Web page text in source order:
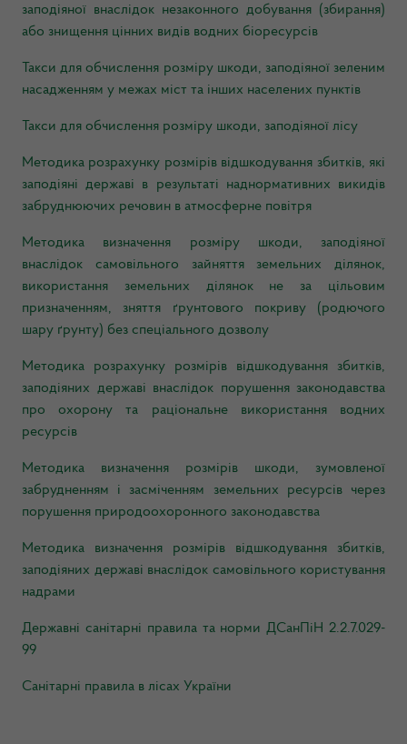
заподіяної внаслідок незаконного добування (збирання)
або знищення цінних видів водних біоресурсів
Такси для обчислення розміру шкоди, заподіяної зеленим
насадженням у межах міст та інших населених пунктів
Такси для обчислення розміру шкоди, заподіяної лісу
Методика розрахунку розмірів відшкодування збитків, які
заподіяні державі в результаті наднормативних викидів
забруднюючих речовин в атмосферне повітря
Методика визначення розміру шкоди, заподіяної
внаслідок самовільного зайняття земельних ділянок,
використання земельних ділянок не за цільовим
призначенням, зняття ґрунтового покриву (родючого
шару ґрунту) без спеціального дозволу
Методика розрахунку розмірів відшкодування збитків,
заподіяних державі внаслідок порушення законодавства
про охорону та раціональне використання водних
ресурсів
Методика визначення розмірів шкоди, зумовленої
забрудненням і засміченням земельних ресурсів через
порушення природоохоронного законодавства
Методика визначення розмірів відшкодування збитків,
заподіяних державі внаслідок самовільного користування
надрами
Державні санітарні правила та норми ДСанПіН 2.2.7.029-
99
Санітарні правила в лісах України